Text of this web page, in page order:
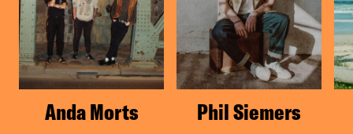
Anda Morts Phil Siemers